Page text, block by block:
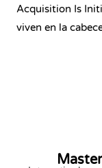
Acquisition Is
viven en la